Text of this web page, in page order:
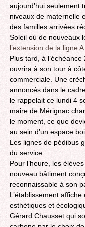
aujourd’hui seulement
niveaux de maternelle
des familles arrivées
Soleil où de nouveaux
l’extension de la ligne
Plus tard, à
ouvrira à son tour à
commerciale. Une
annoncés dans le
le rappelait ce lundi 4
maire de Mérignac
le moment, ce que
au sein d’un espace
Les lignes de pédibus
du service
Pour l’heure, les
nouveau bâtiment
reconnaissable à son
L’établissement
esthétiques et
Gérard Chausset qui